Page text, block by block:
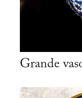
Grande